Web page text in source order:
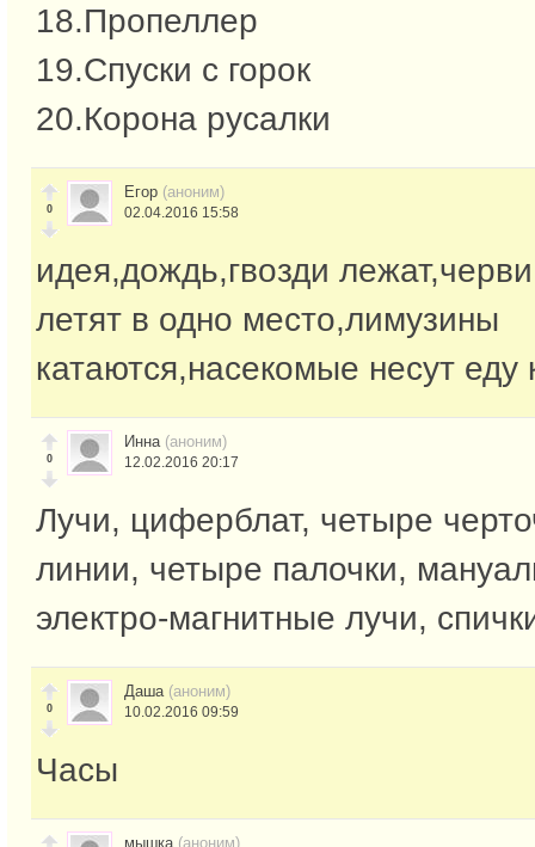
18.Пропеллер
19.Спуски с горок
20.Корона русалки
0
Егор (аноним)
02.04.2016 15:58
идея,дождь,гвозди
летят в одно место,лимузины
катаются,насекомые несут еду
0
Инна (аноним)
12.02.2016 20:17
Лучи, циферблат, четыре
линии, четыре палочки,
электро-магнитные лучи,
0
Даша (аноним)
10.02.2016 09:59
Часы
мышка (аноним)